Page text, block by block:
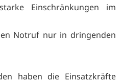
im
nur in dringenden
haben die Einsatzkräfte